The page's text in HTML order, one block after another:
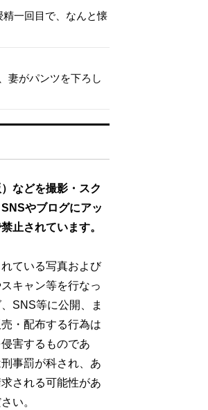
精一回目で、なんと懐
妻がパンツを下ろし
などを撮影・スク
やブログにアッ
止されています。
ている写真および
キャン等を行なっ
SNS等に公開、ま
・配布する行為は
害するものであ
事罰が科され、あ
される可能性があ
い。